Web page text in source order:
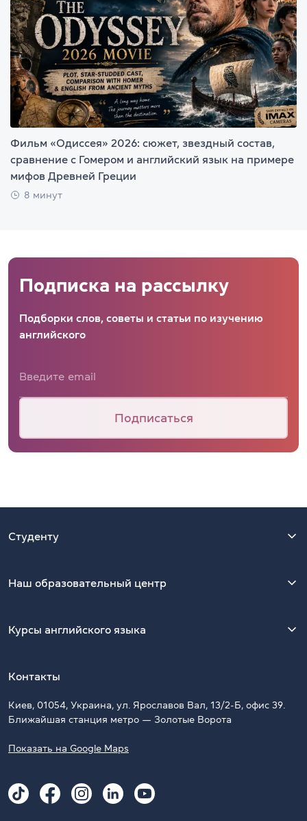
Фильм «Одиссея» 2026: сюжет, звездный состав,
сравнение с Гомером и английский язык на примере
мифов Древней Греции
8 минут
Подписка на рассылку
Подборки слов, советы и статьи по изучению
английского
Подписаться
Студенту
Наш образовательный центр
Курсы английского языка
Контакты
Киев, 01054, Украина, ул. Ярославов Вал, 13/2-Б, офис 39.
Ближайшая станция метро — Золотые Ворота
Показать на Google Maps